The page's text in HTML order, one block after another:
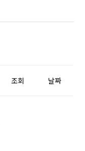
조회 날짜